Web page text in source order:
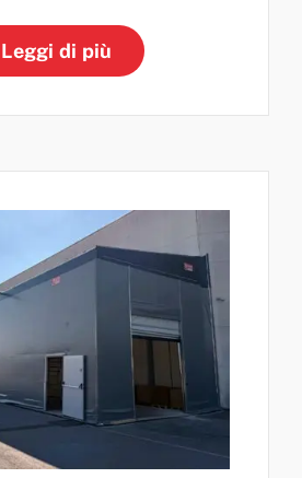
Leggi di più